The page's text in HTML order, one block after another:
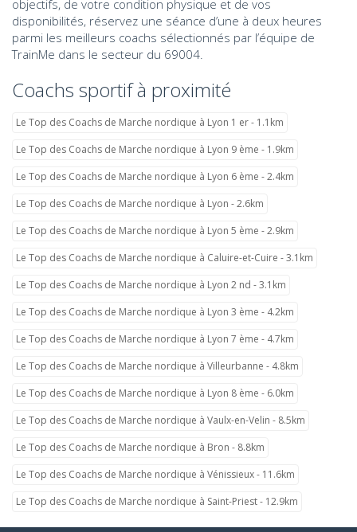
objectifs, de votre condition physique et de vos
disponibilités, réservez une séance d’une à deux heures
parmi les meilleurs coachs sélectionnés par l’équipe de
TrainMe dans le secteur du 69004.
Coachs sportif à proximité
Le Top des Coachs de Marche nordique à Lyon 1 er - 1.1km
Le Top des Coachs de Marche nordique à Lyon 9 ème - 1.9km
Le Top des Coachs de Marche nordique à Lyon 6 ème - 2.4km
Le Top des Coachs de Marche nordique à Lyon - 2.6km
Le Top des Coachs de Marche nordique à Lyon 5 ème - 2.9km
Le Top des Coachs de Marche nordique à Caluire-et-Cuire - 3.1km
Le Top des Coachs de Marche nordique à Lyon 2 nd - 3.1km
Le Top des Coachs de Marche nordique à Lyon 3 ème - 4.2km
Le Top des Coachs de Marche nordique à Lyon 7 ème - 4.7km
Le Top des Coachs de Marche nordique à Villeurbanne - 4.8km
Le Top des Coachs de Marche nordique à Lyon 8 ème - 6.0km
Le Top des Coachs de Marche nordique à Vaulx-en-Velin - 8.5km
Le Top des Coachs de Marche nordique à Bron - 8.8km
Le Top des Coachs de Marche nordique à Vénissieux - 11.6km
Le Top des Coachs de Marche nordique à Saint-Priest - 12.9km